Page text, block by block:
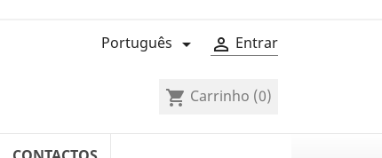
 Entrar
Português 
shopping_cart Carrinho (0)